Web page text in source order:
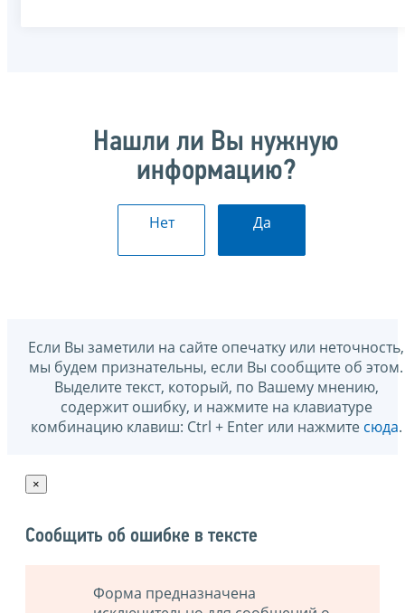
Нашли ли Вы нужную
информацию?
Нет Да
Если Вы заметили на сайте опечатку или неточность,
мы будем признательны, если Вы сообщите об этом.
Выделите текст, который, по Вашему мнению,
содержит ошибку, и нажмите на клавиатуре
комбинацию клавиш: Ctrl + Enter или нажмите сюда.
×
Сообщить об ошибке в тексте
Форма предназначена